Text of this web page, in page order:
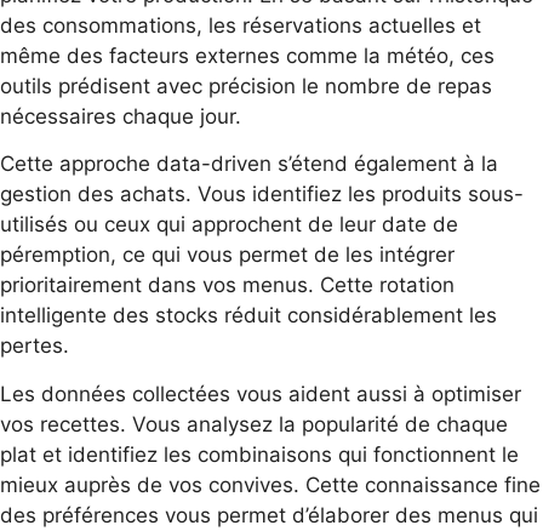
des consommations, les réservations actuelles et
même des facteurs externes comme la météo, ces
outils prédisent avec précision le nombre de repas
nécessaires chaque jour.
Cette approche data-driven s’étend également à la
gestion des achats. Vous identifiez les produits sous-
utilisés ou ceux qui approchent de leur date de
péremption, ce qui vous permet de les intégrer
prioritairement dans vos menus. Cette rotation
intelligente des stocks réduit considérablement les
pertes.
Les données collectées vous aident aussi à optimiser
vos recettes. Vous analysez la popularité de chaque
plat et identifiez les combinaisons qui fonctionnent le
mieux auprès de vos convives. Cette connaissance fine
des préférences vous permet d’élaborer des menus qui